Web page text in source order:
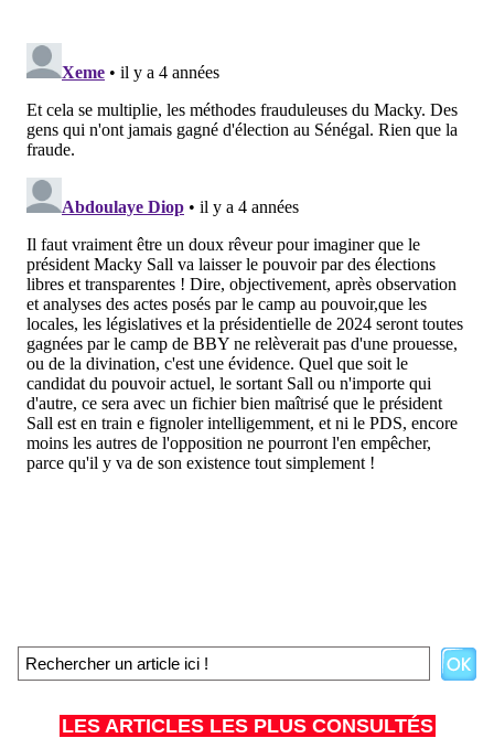
LES ARTICLES LES PLUS CONSULTÉS